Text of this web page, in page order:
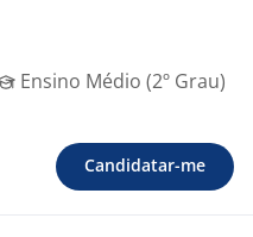
Ensino Médio (2º Grau)
Candidatar-me